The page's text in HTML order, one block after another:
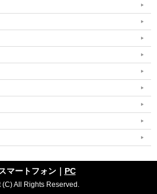
マートフォン｜ PC
(C) All Rights Reserved.